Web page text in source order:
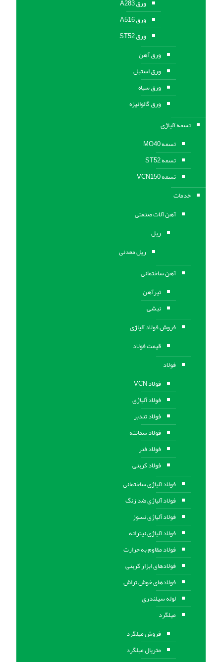
ورق A283
ورق A516
ورق ST52
ورق آهن
ورق استیل
ورق سیاه
ورق گالوانیزه
تسمه آلیاژی
تسمه MO40
تسمه ST52
تسمه VCN150
خدمات
آهن آلات صنعتی
ریل
ریل معدنی
آهن ساختمانی
تیرآهن
نبشی
فروش فولاد آلیاژی
قیمت فولاد
فولاد
فولاد VCN
فولاد آلیاژی
فولاد تندبر
فولاد سمانته
فولاد فنر
فولاد کربنی
فولاد آلیاژی ساختمانی
فولاد آلیاژی ضد زنگ
فولاد آلیاژی نسوز
فولاد آلیاژی نیتراته
فولاد مقاوم به حرارت
فولادهای ابزار کربنی
فولادهای خوش تراش
لوله سیلندری
میلگرد
فروش میلگرد
متریال میلگرد